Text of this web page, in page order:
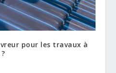
pour les travaux à